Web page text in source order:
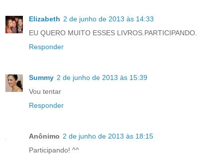
Elizabeth 2 de junho de 2013 às 14:33
EU QUERO MUITO ESSES LIVROS.PARTICIPANDO.
Responder
Summy 2 de junho de 2013 às 15:39
Vou tentar
Responder
Anônimo 2 de junho de 2013 às 18:15
Participando! ^^